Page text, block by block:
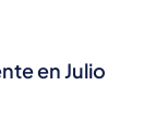
en Julio